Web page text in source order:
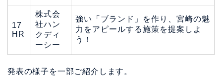
17
HR
株式会
社ハン
クディ
ーシー
強い「ブランド」を作り、宮崎の魅
力をアピールする施策を提案しよ
う！
発表の様子を一部ご紹介します。